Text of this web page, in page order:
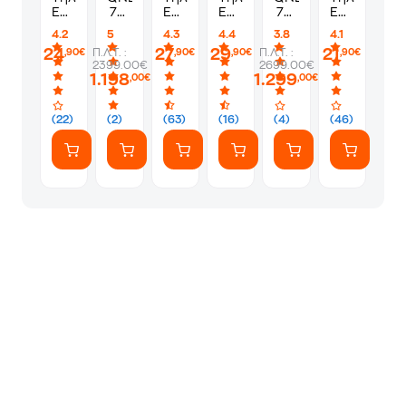
Επιτοίχια
K32-
46F
Σταθερή
37"
-
80"
έως
45
kg
4.2
(22)
24,90€
75"
Smart
Τηλεόραση
75QNED87A6B
5
(2)
Π.Λ.Τ. :
2399.00€
1.198,00€
Επιτοίχια
For
All
Wm2421
με
Κλίση
32"-
55"
έως
35
kg
4.3
(63)
27,90€
Επιτοίχια
K32-
46T
με
Κλίση
37"
-
80"
έως
45
kg
4.4
(16)
29,90€
75"
Smart
Τηλεόραση
75QNED93A6A
3.8
(4)
Π.Λ.Τ. :
2699.00€
1.299,00€
Επιτοίχια
220810
με
Κλίση
32"
-
65"
έως
35
kg
4.1
(46)
21,90€